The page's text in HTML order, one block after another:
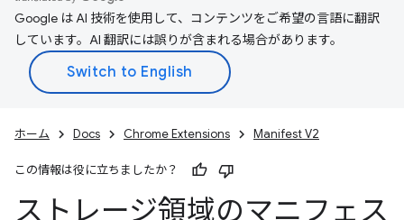
Google は AI 技術を使用して、コンテンツをご希望の言語に翻訳
しています。AI 翻訳には誤りが含まれる場合があります。
ホーム Docs Chrome Extensions Manifest V2
この情報は役に立ちましたか？
ストレージ領域のマニフェス